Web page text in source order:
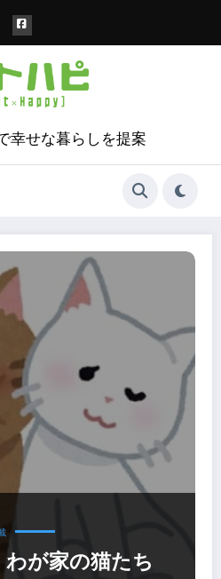
幸せな暮らしを提案
わが家の猫たち